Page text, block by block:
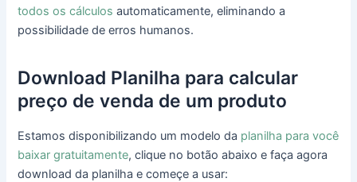
todos os cálculos automaticamente, eliminando a
possibilidade de erros humanos.
Download Planilha para calcular
preço de venda de um produto
Estamos disponibilizando um modelo da planilha para você
baixar gratuitamente, clique no botão abaixo e faça agora
download da planilha e começe a usar: